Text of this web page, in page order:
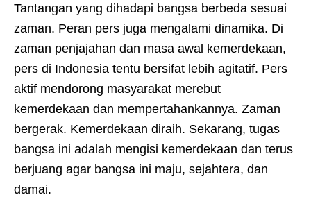
Tantangan yang dihadapi bangsa berbeda sesuai
zaman. Peran pers juga mengalami dinamika. Di
zaman penjajahan dan masa awal kemerdekaan,
pers di Indonesia tentu bersifat lebih agitatif. Pers
aktif mendorong masyarakat merebut
kemerdekaan dan mempertahankannya. Zaman
bergerak. Kemerdekaan diraih. Sekarang, tugas
bangsa ini adalah mengisi kemerdekaan dan terus
berjuang agar bangsa ini maju, sejahtera, dan
damai.